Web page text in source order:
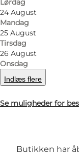
Lørdag
24 August
Mandag
25 August
Tirsdag
26 August
Onsdag
Indlæs flere
Se muligheder for
Destilleriets
rundt. Her kan
hestestald, og
Butikken har